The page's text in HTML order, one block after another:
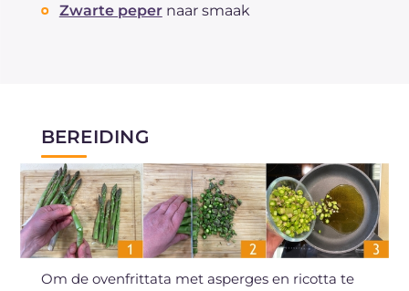
Zwarte peper naar smaak
BEREIDING
Om de ovenfrittata met asperges en ricotta te